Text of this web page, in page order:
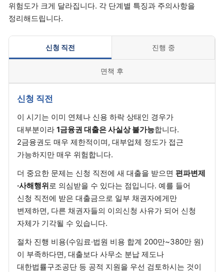
위험도가 크게 달라집니다. 각 단계별 특징과 주의사항을
정리해드립니다.
신청 직전 진행 중
면책 후
신청 직전
이 시기는 이미 연체나 신용 하락 상태인 경우가
대부분이라 1금융권 대출은 사실상 불가능합니다.
2금융권도 매우 제한적이며, 대부업체 정도가 접근
가능하지만 매우 위험합니다.
더 중요한 문제는 신청 직전에 새 대출을 받으면 편파변제
·사해행위로 의심받을 수 있다는 점입니다. 예를 들어
신청 직전에 받은 대출금으로 일부 채권자에게만
변제하면, 다른 채권자들의 이의신청 사유가 되어 신청
자체가 기각될 수 있습니다.
절차 진행 비용(수임료·법원 비용 합계 200만~380만 원)
이 부족하다면, 대출보다 사무소 분납 제도나
대한법률구조공단 등 공적 지원을 우선 검토하시는 것이